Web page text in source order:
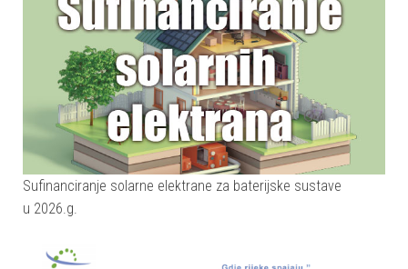
Sufinanciranje solarne elektrane za baterijske sustave
u 2026.g.